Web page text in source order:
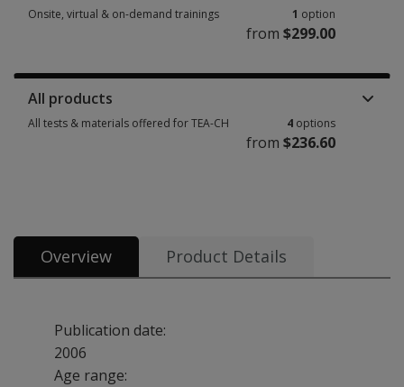
Onsite, virtual & on-demand trainings 1 option
from $299.00
All products
All tests & materials offered for TEA-CH 4 options
from $236.60
Overview Product Details
Publication date:
2006
Age range: